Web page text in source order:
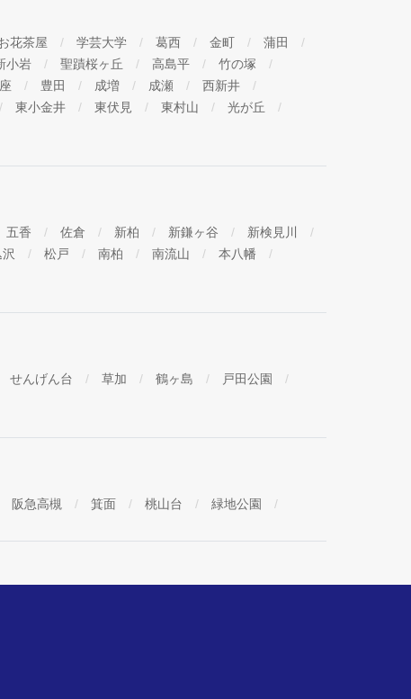
花茶屋 学芸大学 葛西 金町
蒲田
小岩 聖蹟桜ヶ丘 高島平
竹の塚
豊田 成増 成瀬
西新井
東小金井 東伏見 東村山
光が丘
五香 佐倉 新柏 新鎌ヶ谷
新検見川
松戸 南柏 南流山
本八幡
せんげん台 草加 鶴ヶ島
戸田公園
阪急高槻 箕面 桃山台 緑地公園